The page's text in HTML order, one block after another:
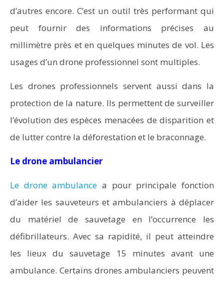
d’autres encore. C’est un outil très performant qui
peut fournir des informations précises au
millimètre près et en quelques minutes de vol. Les
usages d’un drone professionnel sont multiples.
Les drones professionnels servent aussi dans la
protection de la nature. Ils permettent de surveiller
l’évolution des espèces menacées de disparition et
de lutter contre la déforestation et le braconnage.
Le drone ambulancier
Le drone ambulance a pour principale fonction
d’aider les sauveteurs et ambulanciers à déplacer
du matériel de sauvetage en l’occurrence les
défibrillateurs. Avec sa rapidité, il peut atteindre
les lieux du sauvetage 15 minutes avant une
ambulance. Certains drones ambulanciers peuvent